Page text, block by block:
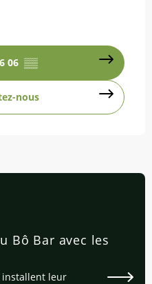
06 ▒▒
nous
Bô Bar avec les
installent leur